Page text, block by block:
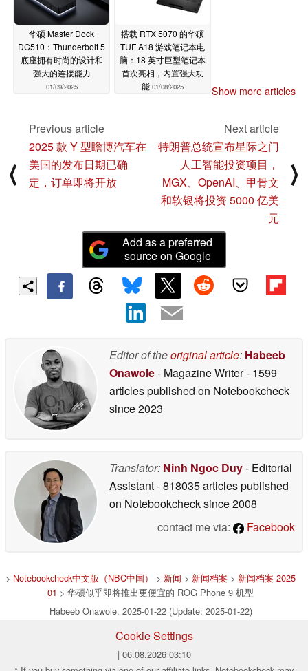
华硕 Master Dock
DC510：Thunderbolt 5
底座拥有时尚的设计和
强大的连接能力
01/09/2025
搭载 RTX 5070 的华硕
TUF A18 游戏笔记本电
脑：18 英寸巨型笔记本
首次亮相，内置强大功
能 01/08/2025 Show more articles
⟨
Previous article
2025 款 Y 型瞻博汽车在
美国的发布日期已确
定，订单即将开放
Next article
特朗普总统宣布星际之门
人工智能投资项目，
MGX、OpenAI、甲骨文
和软银将投资 5000 亿美
元
⟩
Add as a preferred
source on Google
Editor of theoriginal article: Habeeb
Onawole- Magazine Writer- 1599
articles published on Notebookcheck
since 2023
Translator: Ninh Ngoc Duy- Editorial
Assistant- 818035 articles published
on Notebookchecksince 2008
contact me via:
Facebook
> Notebookcheck中文版（NBC中国） > 新闻 > 新闻档案 > 新闻档案 2025
01 > 华硕似乎即将推出更便宜的 ROG Phone 9 机型
Habeeb Onawole, 2025-01-22 (Update: 2025-01-22)
Cookie Settings
| 06.08.2026 03:10